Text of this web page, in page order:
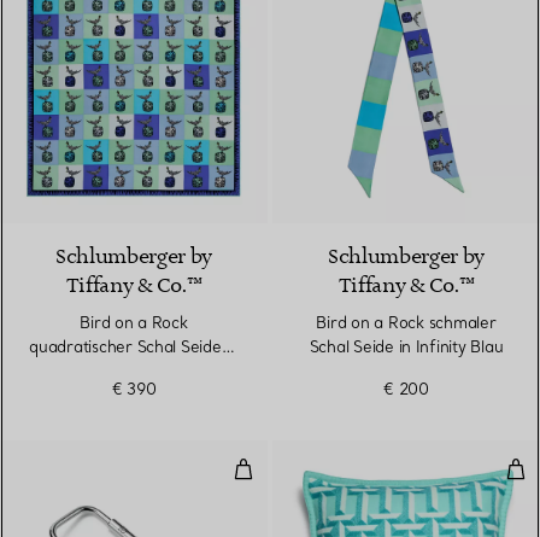
3 Farben
Schlumberger by
Tiffany & Co.™
Bird on a Rock
quadratischer Schal Seide in
€ 390
Schlumberger by
Tiffany & Co.™
Bird on a Rock schmaler
Schal Seide in Infinity Blau
€ 200
Karabiner mit HerzanhängerT